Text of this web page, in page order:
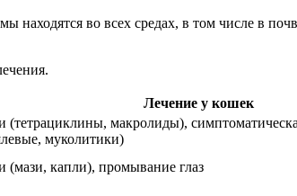
во всех средах, в том числе в
Лечение у кошек
(тетрациклины, макролиды),
муколитики)
(мази, капли), промывание глаз